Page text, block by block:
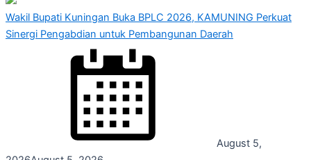
Wakil Bupati Kuningan Buka BPLC 2026, KAMUNING Perkuat
Sinergi Pengabdian untuk Pembangunan Daerah
August 5,